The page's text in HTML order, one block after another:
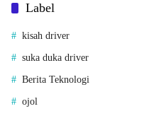
Label
kisah driver
suka duka driver
Berita Teknologi
ojol